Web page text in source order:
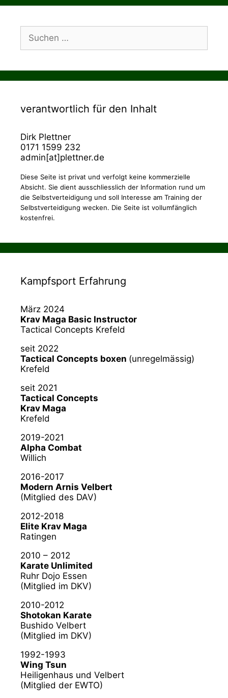
nach:
verantwortlich für den Inhalt
Dirk Plettner
0171 1599 232
admin[at]plettner.de
Diese Seite ist privat und verfolgt keine kommerzielle
Absicht. Sie dient ausschliesslich der Information rund um
die Selbstverteidigung und soll Interesse am Training der
Selbstverteidigung wecken. Die Seite ist vollumfänglich
kostenfrei.
Kampfsport Erfahrung
März 2024
Krav Maga Basic Instructor
Tactical Concepts Krefeld
seit 2022
Tactical Concepts boxen (unregelmässig)
Krefeld
seit 2021
Tactical Concepts
Krav Maga
Krefeld
2019-2021
Alpha Combat
Willich
2016-2017
Modern Arnis Velbert
(Mitglied des DAV)
2012-2018
Elite Krav Maga
Ratingen
2010 – 2012
Karate Unlimited
Ruhr Dojo Essen
(Mitglied im DKV)
2010-2012
Shotokan Karate
Bushido Velbert
(Mitglied im DKV)
1992-1993
Wing Tsun
Heiligenhaus und Velbert
(Mitglied der EWTO)